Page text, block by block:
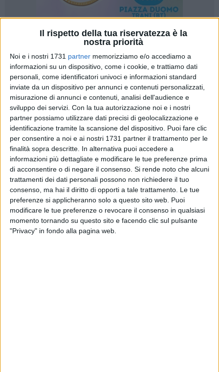
Il rispetto della tua riservatezza è la
nostra priorità
Noi e i nostri 1731 partner memorizziamo e/o accediamo a
informazioni su un dispositivo, come i cookie, e trattiamo dati
personali, come identificatori univoci e informazioni standard
inviate da un dispositivo per annunci e contenuti personalizzati,
misurazione di annunci e contenuti, analisi dell'audience e
sviluppo dei servizi. Con la tua autorizzazione noi e i nostri
partner possiamo utilizzare dati precisi di geolocalizzazione e
identificazione tramite la scansione del dispositivo. Puoi fare clic
per consentire a noi e ai nostri 1731 partner il trattamento per le
finalità sopra descritte. In alternativa puoi accedere a
informazioni più dettagliate e modificare le tue preferenze prima
di acconsentire o di negare il consenso. Si rende noto che alcuni
trattamenti dei dati personali possono non richiedere il tuo
consenso, ma hai il diritto di opporti a tale trattamento. Le tue
preferenze si applicheranno solo a questo sito web. Puoi
modificare le tue preferenze o revocare il consenso in qualsiasi
momento tornando su questo sito e facendo clic sul pulsante
"Privacy" in fondo alla pagina web.
In occasione della solennità dell'Epifania,che cade oggi,
gennaio
, la parrocchia San Giovanni Apostolo di
organizza una serie di appuntamenti.
Si parte oggi con leSante Messe previste alle9:00, alle
11:00e alle19:00.
In mattinata invece ci sarà una rappresentazione teatrale
suddivisa in due momenti.
Si prosegue domani con lafesta del Battesimo di Gesù
Tutti i dettagli sono riportati nella locandina di seguito.